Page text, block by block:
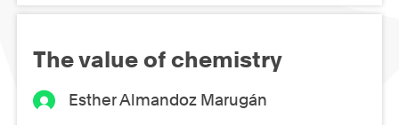
The value of chemistry
Esther Almandoz Marugán